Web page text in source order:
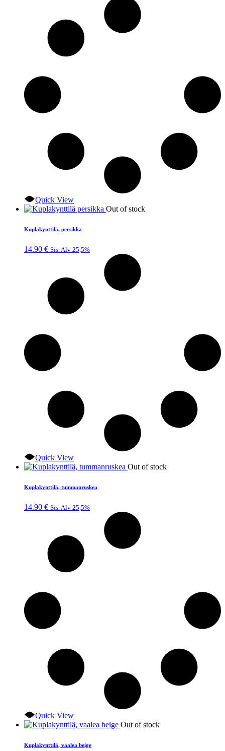
Quick View
Out of stock
Kuplakynttilä, persikka
14.90 € Sis. Alv 25,5%
Quick View
Out of stock
Kuplakynttilä, tummanruskea
14.90 € Sis. Alv 25,5%
Quick View
Out of stock
Kuplakynttilä, vaalea beige